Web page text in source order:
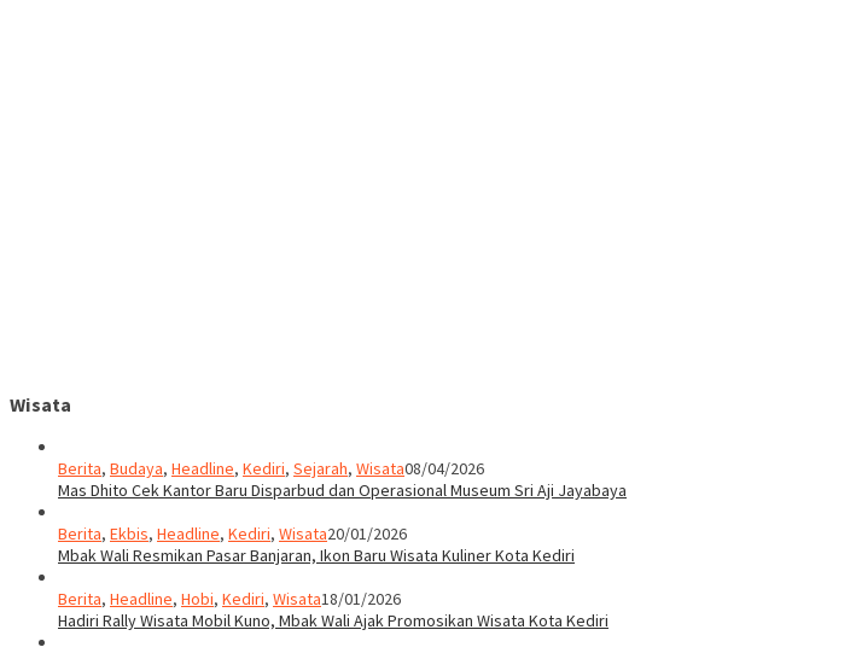
Wisata
Berita, Budaya, Headline, Kediri, Sejarah, Wisata08/04/2026
Mas Dhito Cek Kantor Baru Disparbud dan Operasional Museum Sri Aji Jayabaya
Berita, Ekbis, Headline, Kediri, Wisata20/01/2026
Mbak Wali Resmikan Pasar Banjaran, Ikon Baru Wisata Kuliner Kota Kediri
Berita, Headline, Hobi, Kediri, Wisata18/01/2026
Hadiri Rally Wisata Mobil Kuno, Mbak Wali Ajak Promosikan Wisata Kota Kediri